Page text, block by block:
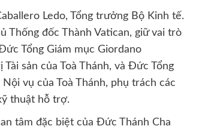
Ledo, Tổng trưởng Bộ Kinh tế.
Thống đốc Thành Vatican, giữ vai trò
Tổng Giám mục Giordano
sản của Toà Thánh, và Đức Tổng
vụ của Toà Thánh, phụ trách các
thuật hỗ trợ.
tâm đặc biệt của Đức Thánh Cha